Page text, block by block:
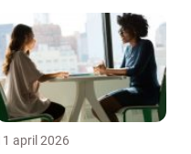
april 2026